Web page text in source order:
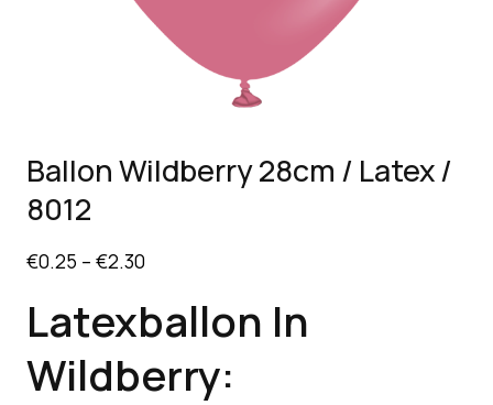
Ballon Wildberry 28cm / Latex /
8012
€0.25 – €2.30
Latexballon In
Wildberry: